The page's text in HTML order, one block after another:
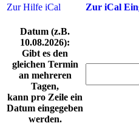
Zur Hilfe iCal
Zur iCal
Datum (z.B.
10.08.2026):
Gibt es den
gleichen Termin
an mehreren
Tagen,
kann pro Zeile ein
Datum eingegeben
werden.